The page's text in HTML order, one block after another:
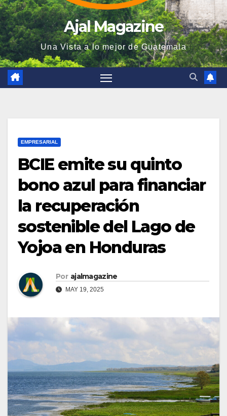
Ajal Magazine
Una Vista a lo mejor de Guatemala
EMPRESARIAL
BCIE emite su quinto
bono azul para financiar
la recuperación
sostenible del Lago de
Yojoa en Honduras
Por ajalmagazine
MAY 19, 2025